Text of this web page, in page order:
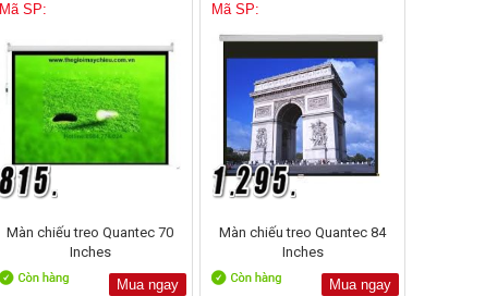
Mã SP:
Màn chiếu treo Quantec 70
Inches
Mua ngay
Mã SP:
Màn chiếu treo Quantec 84
Inches
Mua ngay